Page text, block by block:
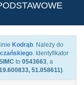
Kodrąb. Należy do
. Identyfikator
to 0543663, a
51.058611).